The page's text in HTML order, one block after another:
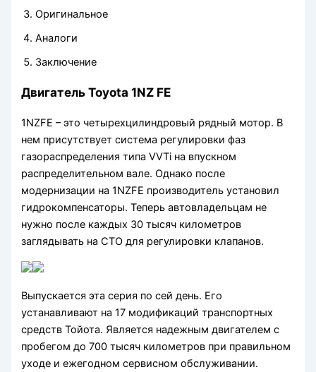
Оригинальное
Аналоги
Заключение
Двигатель Toyota 1NZ FE
1NZFE – это четырехцилиндровый рядный мотор. В
нем присутствует система регулировки фаз
газораспределения типа VVTi на впускном
распределительном вале. Однако после
модернизации на 1NZFE производитель установил
гидрокомпенсаторы. Теперь автовладельцам не
нужно после каждых 30 тысяч километров
заглядывать на СТО для регулировки клапанов.
Выпускается эта серия по сей день. Его
устанавливают на 17 модификаций транспортных
средств Тойота. Является надежным двигателем с
пробегом до 700 тысяч километров при правильном
уходе и ежегодном сервисном обслуживании.